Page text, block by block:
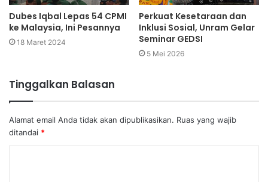
Dubes Iqbal Lepas 54 CPMI
ke Malaysia, Ini Pesannya
18 Maret 2024
Perkuat Kesetaraan dan
Inklusi Sosial, Unram Gelar
Seminar GEDSI
5 Mei 2026
Tinggalkan Balasan
Alamat email Anda tidak akan dipublikasikan. Ruas yang wajib
ditandai *